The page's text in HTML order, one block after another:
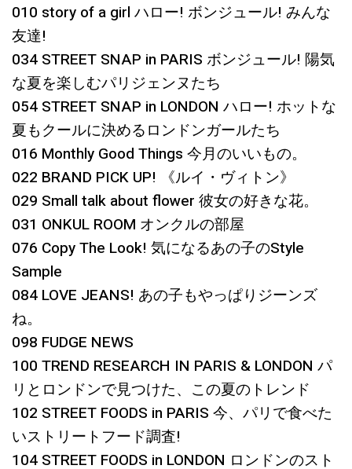
010 story of a girl ハロー! ボンジュール! みんな
友達!
034 STREET SNAP in PARIS ボンジュール! 陽気
な夏を楽しむパリジェンヌたち
054 STREET SNAP in LONDON ハロー! ホットな
夏もクールに決めるロンドンガールたち
016 Monthly Good Things 今月のいいもの。
022 BRAND PICK UP! 《ルイ・ヴィトン》
029 Small talk about flower 彼女の好きな花。
031 ONKUL ROOM オンクルの部屋
076 Copy The Look! 気になるあの子のStyle
Sample
084 LOVE JEANS! あの子もやっぱりジーンズ
ね。
098 FUDGE NEWS
100 TREND RESEARCH IN PARIS & LONDON パ
リとロンドンで見つけた、この夏のトレンド
102 STREET FOODS in PARIS 今、パリで食べた
いストリートフード調査!
104 STREET FOODS in LONDON ロンドンのスト